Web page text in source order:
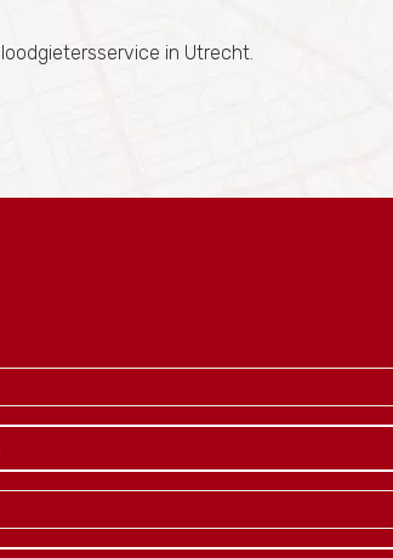
in Utrecht.